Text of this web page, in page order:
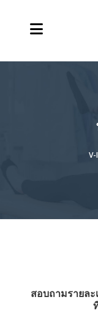
V-
สอบถามรายล